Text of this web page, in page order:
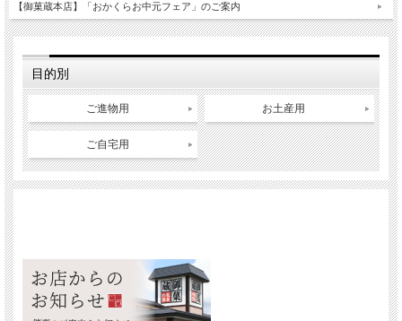
【御菓蔵本店】「おかくらお中元フェア」のご案内
目的別
ご進物用 お土産用
ご自宅用